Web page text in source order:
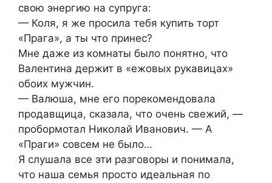
свою энергию на супруга:
— Коля, я же просила тебя купить торт
«Прага», а ты что принес?
Мне даже из комнаты было понятно, что
Валентина держит в «ежовых рукавицах»
обоих мужчин.
— Валюша, мне его порекомендовала
продавщица, сказала, что очень свежий, —
пробормотал Николай Иванович. — А
«Праги» совсем не было…
Я слушала все эти разговоры и понимала,
что наша семья просто идеальная по